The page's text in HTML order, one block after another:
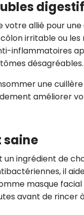
votre allié pour
irritable ou
inflammatoires
désagréables.
une
améliorer
saine
ingrédient de
il
masque
avant de rincer